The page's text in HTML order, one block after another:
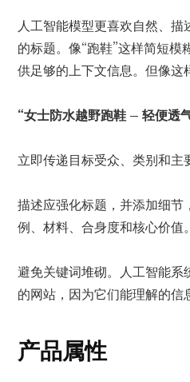
人工智能模型更喜欢自然、
的标题。像“跑鞋”这样简短模
供足够的上下文信息。但像这
“女士防水越野跑鞋 – 轻便透
立即传递目标受众、类别和主
描述应强化标题，并添加细节
例、材料、合身度和核心价值。
避免关键词堆砌。人工智能系
的网站，因为它们能理解的信
产品属性